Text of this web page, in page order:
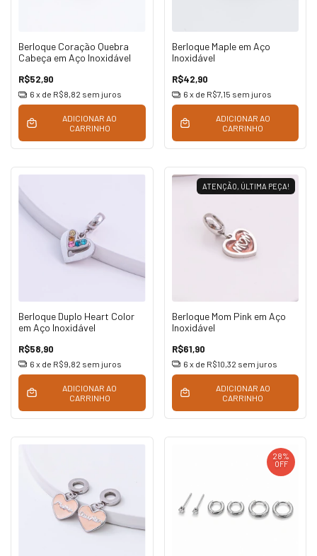
Berloque Coração Quebra
Cabeça em Aço Inoxidável
R$52,90
6 x de R$8,82 sem juros
ADICIONAR AO
CARRINHO
Berloque Maple em Aço
Inoxidável
R$42,90
6 x de R$7,15 sem juros
ADICIONAR AO
CARRINHO
Berloque Duplo Heart Color
em Aço Inoxidável
R$58,90
6 x de R$9,82 sem juros
ADICIONAR AO
CARRINHO
ATENÇÃO, ÚLTIMA PEÇA!
Berloque Mom Pink em Aço
Inoxidável
R$61,90
6 x de R$10,32 sem juros
ADICIONAR AO
CARRINHO
28%
OFF